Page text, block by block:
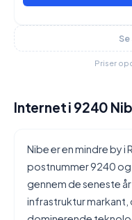
Priser
Internet i 9240
Nibe er en mindre by i
postnummer 9240 og
gennem de seneste
infrastruktur markant,